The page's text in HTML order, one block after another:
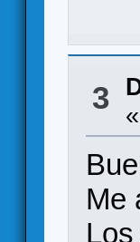
3
«
Me